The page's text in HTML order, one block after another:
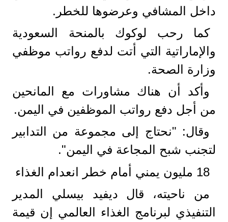
داخل المشافي وعرضوها للخطر.
كما رحب لوكوك بالمنحة السعودية
والإماراتية التي أتت لدفع رواتب موظفي
وزارة الصحة.
وأكد أن هناك مشاورات مع المانحين
من أجل دفع رواتب الموظفين في اليمن.
وقال: "نحتاج إلى مجموعة من التدابير
لتجنب شبح المجاعة في اليمن".
18 مليون يمني أمام خطر انعدام الغذاء
من ناحيته، قال ديفيد بيسلي المدير
التنفيذي لبرنامج الغذاء العالمي إن قيمة